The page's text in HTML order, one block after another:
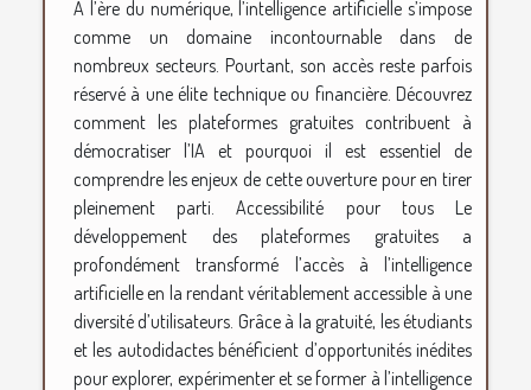
À l’ère du numérique, l’intelligence artificielle s’impose
comme un domaine incontournable dans de
nombreux secteurs. Pourtant, son accès reste parfois
réservé à une élite technique ou financière. Découvrez
comment les plateformes gratuites contribuent à
démocratiser l’IA et pourquoi il est essentiel de
comprendre les enjeux de cette ouverture pour en tirer
pleinement parti. Accessibilité pour tous Le
développement des plateformes gratuites a
profondément transformé l’accès à l’intelligence
artificielle en la rendant véritablement accessible à une
diversité d’utilisateurs. Grâce à la gratuité, les étudiants
et les autodidactes bénéficient d’opportunités inédites
pour explorer, expérimenter et se former à l’intelligence